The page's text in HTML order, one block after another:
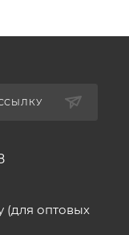
(для оптовых